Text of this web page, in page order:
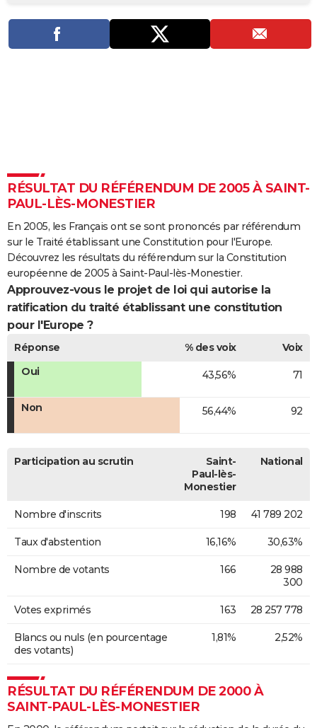
PHOTO
GUIDES D'ACHAT
COPAINS D'AVANT
FORUM
Bricolage
Lifestyle
Culture
Sport
Auto
Television
Voyage
Cinema
RÉSULTAT DU RÉFÉRENDUM DE 2005 À SAINT-
PAUL-LÈS-MONESTIER
En 2005, les Français ont se sont prononcés par référendum
sur le Traité établissant une Constitution pour l'Europe.
Découvrez les résultats du référendum sur la Constitution
européenne de 2005 à Saint-Paul-lès-Monestier.
Approuvez-vous le projet de loi qui autorise la
ratification du traité établissant une constitution
pour l'Europe ?
Réponse % des voix
Voix
Oui
43,56% 71
Non 56,44% 92
Participation au scrutin
Saint-
Paul-lès-
Monestier
National
Nombre d'inscrits 198 41 789 202
Taux d'abstention 16,16% 30,63%
Nombre de votants 166
28 988
300
Votes exprimés 163 28 257 778
Blancs ou nuls (en pourcentage
des votants)
1,81% 2,52%
RÉSULTAT DU RÉFÉRENDUM DE 2000 À
SAINT-PAUL-LÈS-MONESTIER